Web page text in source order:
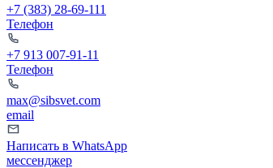
+7 (383) 28-69-111
Телефон
+7 913 007-91-11
Телефон
max@sibsvet.com
email
Написать в WhatsApp
мессенджер